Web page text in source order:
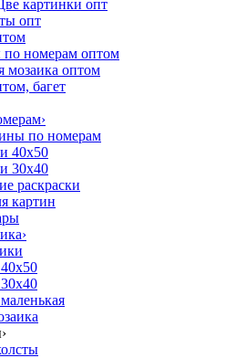
картинки опт
опт
номерам оптом
мозаика оптом
багет
›
по номерам
40х50
30х40
раскраски
картин
›
›